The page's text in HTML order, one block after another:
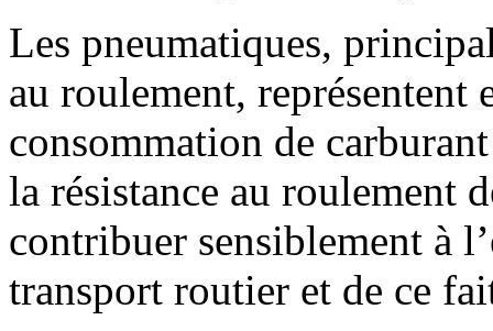
Les pneumatiques,
au roulement, représentent
consommation de
la résistance au roulement
contribuer sensiblement à
transport routier et de ce